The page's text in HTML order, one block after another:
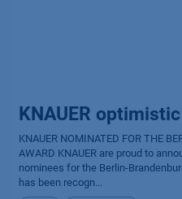
KNAUER
KNAUER NOMINATED FOR THE
AWARD KNAUER are proud to
nominees for the Berlin-
has been recogn...